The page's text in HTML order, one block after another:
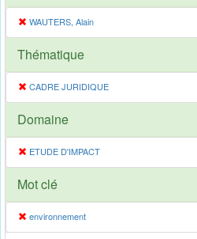
WAUTERS, Alain
Thématique
CADRE JURIDIQUE
Domaine
ETUDE D'IMPACT
Mot clé
environnement